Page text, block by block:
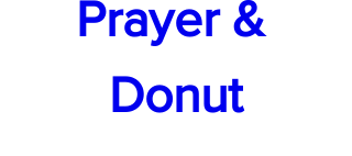
Prayer &
Donut